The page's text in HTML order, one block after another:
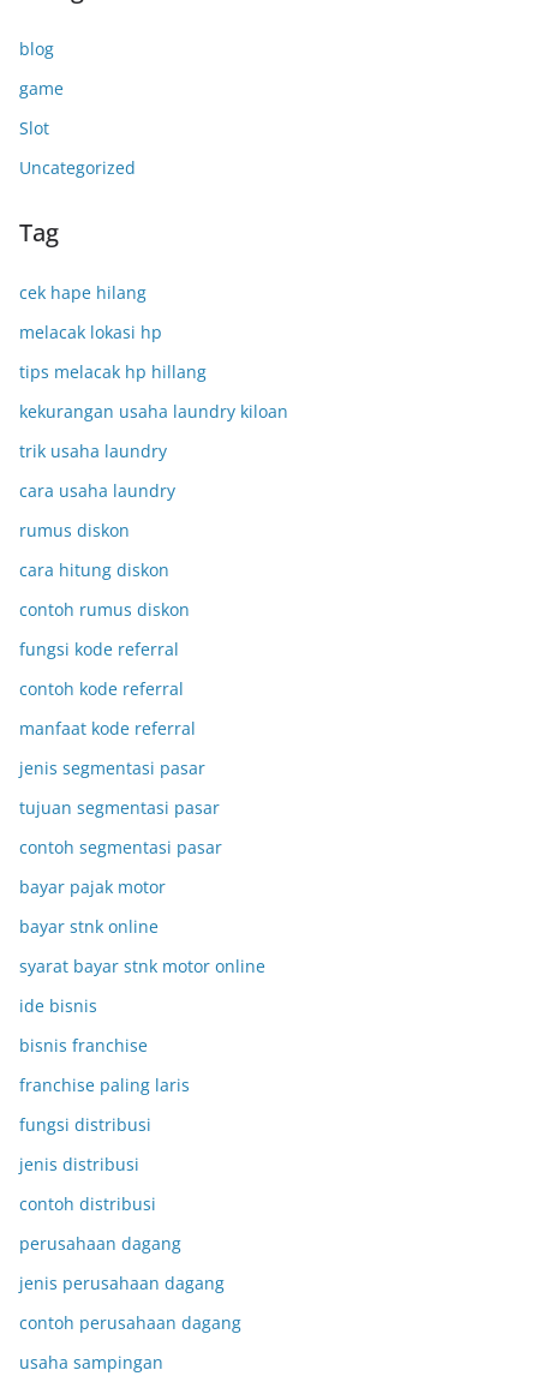
blog
game
Slot
Uncategorized
Tag
cek hape hilang
melacak lokasi hp
tips melacak hp hillang
kekurangan usaha laundry kiloan
trik usaha laundry
cara usaha laundry
rumus diskon
cara hitung diskon
contoh rumus diskon
fungsi kode referral
contoh kode referral
manfaat kode referral
jenis segmentasi pasar
tujuan segmentasi pasar
contoh segmentasi pasar
bayar pajak motor
bayar stnk online
syarat bayar stnk motor online
ide bisnis
bisnis franchise
franchise paling laris
fungsi distribusi
jenis distribusi
contoh distribusi
perusahaan dagang
jenis perusahaan dagang
contoh perusahaan dagang
usaha sampingan